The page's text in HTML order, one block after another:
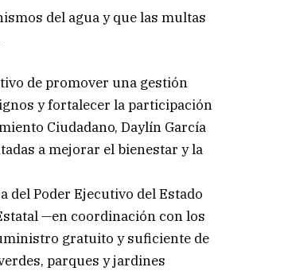
del agua y que las multas
de promover una gestión
y fortalecer la participación
Ciudadano, Daylín García
a mejorar el bienestar y la
Poder Ejecutivo del Estado
—en coordinación con los
gratuito y suficiente de
parques y jardines